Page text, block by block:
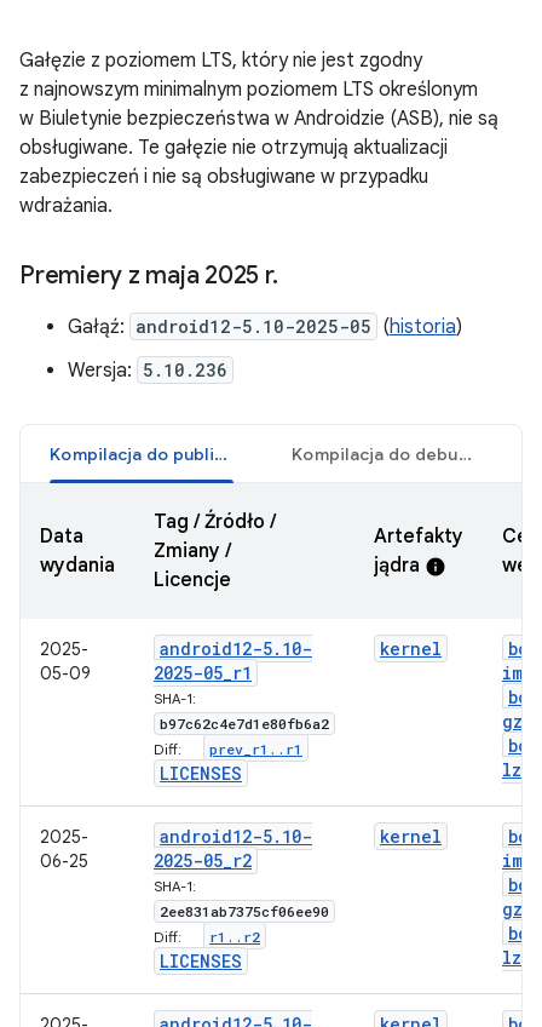
Gałęzie z poziomem LTS, który nie jest zgodny
z najnowszym minimalnym poziomem LTS określonym
w Biuletynie bezpieczeństwa w Androidzie (ASB), nie są
obsługiwane. Te gałęzie nie otrzymują aktualizacji
zabezpieczeń i nie są obsługiwane w przypadku
wdrażania.
Premiery z maja 2025 r.
Gałąź: android12-5.10-2025-05 (historia)
Wersja: 5.10.236
Kompilacja do publikacji Kompilacja do debugowania
Data
wydania
Tag / Źródło /
Zmiany /
Licencje
Artefakty
jądra info
2025-
05-09
android12-5. 10-
2025-05_r1
SHA-1:
b97c62c4e7d1e80fb6a2
Diff: prev r1 . . r1
LICENSES
kernel
img
gz
lz4
2025-
06-25
android12-5. 10-
2025-05_r2
SHA-1:
2ee831ab7375cf06ee90
Diff: r1 . . r2
LICENSES
kernel
img
gz
lz4